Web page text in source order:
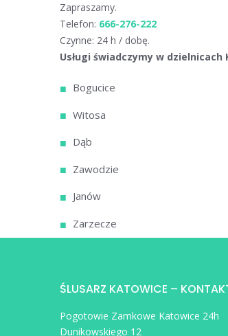
Zapraszamy.
Telefon: 666-276-222
Czynne: 24 h / dobę.
Usługi świadczymy w dzielnicach
Bogucice
Witosa
Dąb
Zawodzie
Janów
Zarzecze
ŚLUSARZ KATOWICE –
Pogotowie Zamkowe Katowice 24h
Dunikowskiego 12